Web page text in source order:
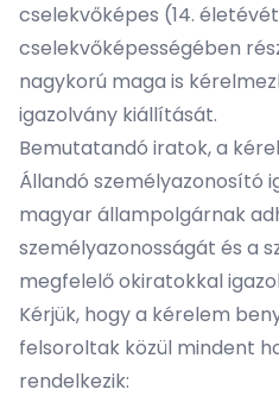
cselekvőképes (14.
cselekvőképességében
nagykorú maga is
igazolvány kiállítását.
Bemutatandó iratok, a
Állandó személyazonosító
magyar állampolgárnak
személyazonosságát és a
megfelelő okiratokkal
Kérjük, hogy a kérelem
felsoroltak közül mindent
rendelkezik: